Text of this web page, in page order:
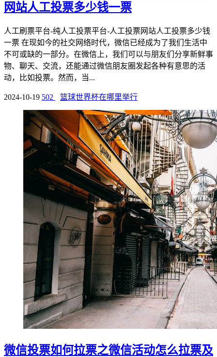
网站人工投票多少钱一票
人工刷票平台-纯人工投票平台-人工投票网站人工投票多少钱
一票 在现如今的社交网络时代，微信已经成为了我们生活中
不可或缺的一部分。在微信上，我们可以与朋友们分享新鲜事
物、聊天、交流，还能通过微信朋友圈发起各种有意思的活
动，比如投票。然而，当...
2024-10-19 502 篮球世界杯在哪里举行
微信投票如何拉票之微信活动怎么拉票及